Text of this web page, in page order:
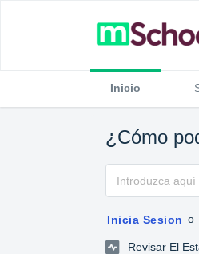
Inicio
¿Cómo
Inicia Sesion o
Revisar El